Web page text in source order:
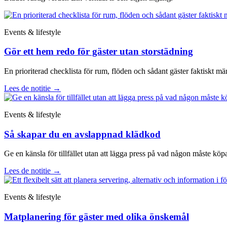
Events & lifestyle
Gör ett hem redo för gäster utan storstädning
En prioriterad checklista för rum, flöden och sådant gäster faktiskt
Lees de notitie →
Events & lifestyle
Så skapar du en avslappnad klädkod
Ge en känsla för tillfället utan att lägga press på vad någon måste
Lees de notitie →
Events & lifestyle
Matplanering för gäster med olika önskemål